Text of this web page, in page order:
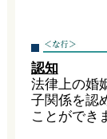
認知
法律上の婚
子関係を認
ことができ